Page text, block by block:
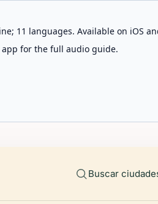
11 languages. Available on iOS
app for the full audio guide.
Buscar